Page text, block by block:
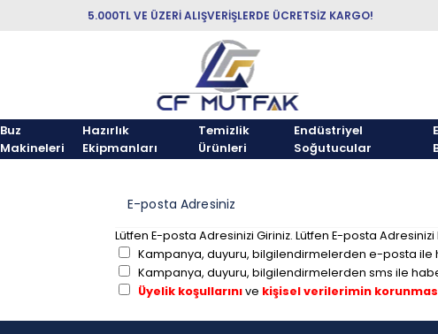
5.000TL VE ÜZERİ ALIŞVERİŞLERDE ÜCRETSİZ KARGO!
Buz
Makineleri
Hazırlık
Ekipmanları
Temizlik
Ürünleri
Endüstriyel
Soğutucular
E-posta Adresiniz
Lütfen E-posta Adresinizi Giriniz. Lütfen E-posta Adresinizi
Kampanya, duyuru, bilgilendirmelerden e-posta ile
Kampanya, duyuru, bilgilendirmelerden sms ile
Üyelik koşullarınıve kişisel verilerimin